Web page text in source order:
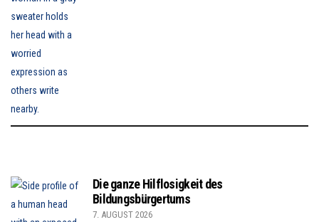
Die ganze Hilflosigkeit des
Bildungsbürgertums
7. AUGUST 2026